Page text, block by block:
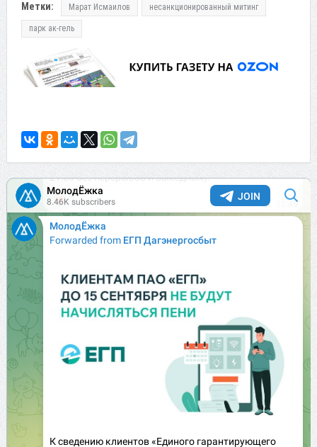
Метки: Марат Исмаилов несанкционированный митинг
парк ак-гель